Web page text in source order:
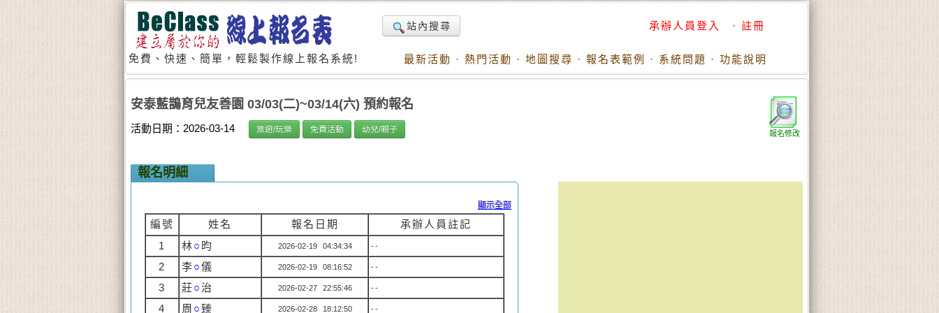
免費、快速、簡單，輕鬆製作線上報名系統!
站內搜尋 承辦人員登入 · 註冊
最新活動 · 熱門活動 · 地圖搜尋 · 報名表範例 · 系統問題 · 功能說明
報名修改
安泰藍鵲育兒友善園 03/03(二)~03/14(六) 預約報名
活動日期：2026-03-14 旅遊/玩樂 免費活動 幼兒/親子
報名明細
顯示全部
編號 姓名 報名日期
承辦人員註記
1
林○ 昀 2026-02-19 04:34:34 --
2 李○儀 2026-02-19 08:16:52 --
3 莊○治 2026-02-27 22:55:46 --
4 周 ○臻 2026-02-28 18:12:50 --